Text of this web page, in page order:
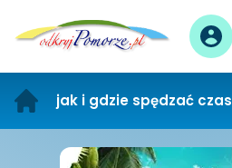
jak i gdzie spędzać czas